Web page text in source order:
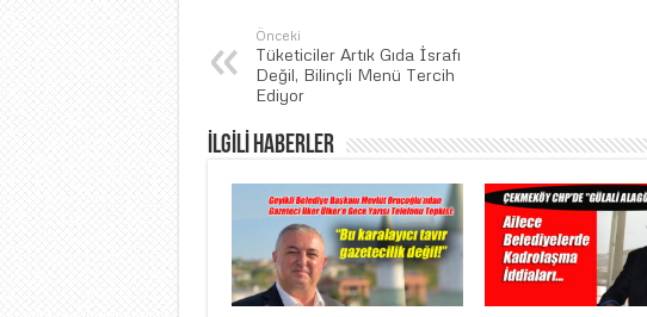
Önceki
Tüketiciler Artık Gıda İsrafı
Değil, Bilinçli Menü Tercih
Ediyor
İLGİLİ HABERLER